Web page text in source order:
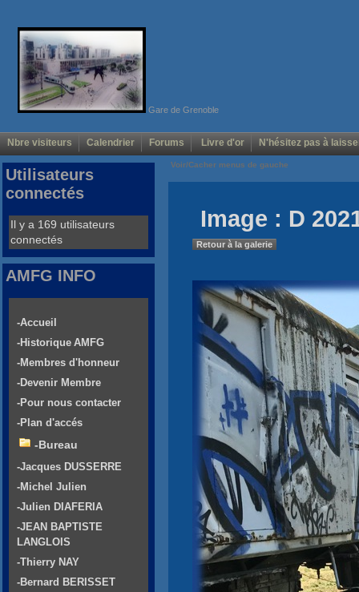
Gare de Grenoble
Nbre visiteurs Calendrier Forums Livre d'or N'hésitez pas à
Voir/Cacher menus de gauche
Image : D
Retour à la galerie
Utilisateurs
connectés
Il y a 169 utilisateurs
connectés
AMFG INFO
-Accueil
-Historique AMFG
-Membres d'honneur
-Devenir Membre
-Pour nous contacter
-Plan d'accés
-Bureau
-Jacques DUSSERRE
-Michel Julien
-Julien DIAFERIA
-JEAN BAPTISTE
LANGLOIS
-Thierry NAY
-Bernard BERISSET